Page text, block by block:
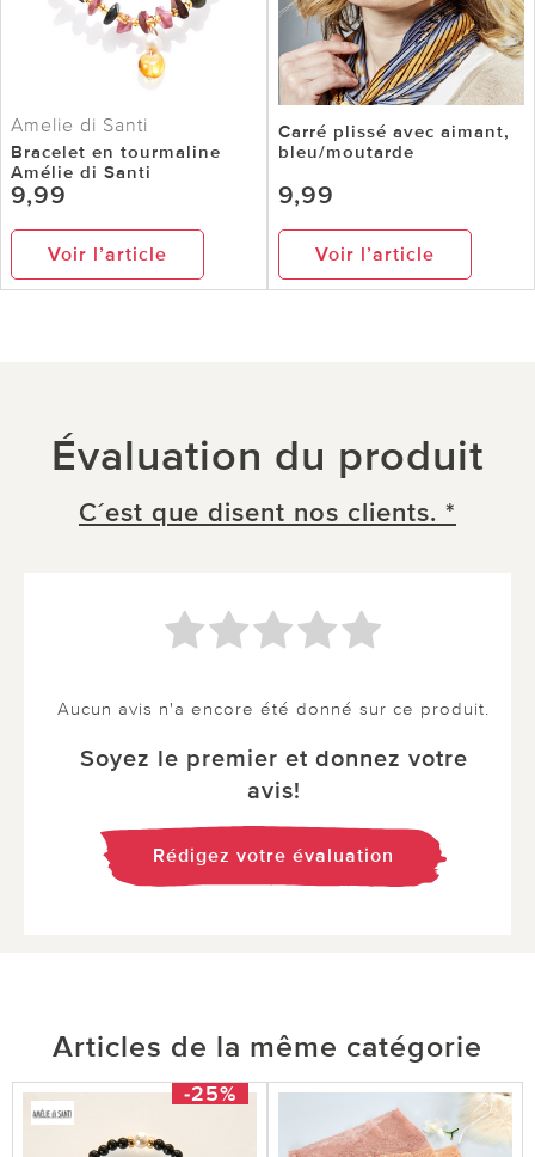
Amelie di Santi
Bracelet en tourmaline
Amélie di Santi
9,99
Voir l’article
Carré plissé avec aimant,
bleu/moutarde
9,99
Voir l’article
Évaluation du produit
C´est que disent nos clients. *
Aucun avis n'a encore été donné sur ce produit.
Soyez le premier et donnez votre
avis!
Rédigez votre évaluation
Articles de la même catégorie
-25%